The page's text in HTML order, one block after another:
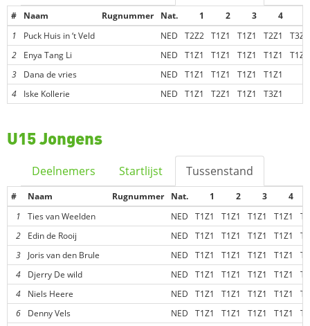
# Naam Rugnummer Nat. 1 2 3 4
1
Puck Huis in ‘t Veld NED T2Z2 T1Z1 T1Z1 T2Z1
T3Z3
2
Enya Tang Li NED T1Z1 T1Z1 T1Z1 T1Z1
T1Z1
3
Dana de vries NED T1Z1 T1Z1 T1Z1 T1Z1
4
Iske Kollerie NED T1Z1 T2Z1 T1Z1 T3Z1
U15 Jongens
Deelnemers Startlijst Tussenstand
# Naam Rugnummer Nat. 1 2 3
4
1
Ties van Weelden NED T1Z1 T1Z1 T1Z1 T1Z1
2
Edin de Rooij NED T1Z1 T1Z1 T1Z1 T1Z1
3
Joris van den Brule NED T1Z1 T1Z1 T1Z1 T1Z1
4
Djerry De wild NED T1Z1 T1Z1 T1Z1 T1Z1
4
Niels Heere NED T1Z1 T1Z1 T1Z1 T1Z1
6
Denny Vels NED T1Z1 T1Z1 T1Z1 T1Z1